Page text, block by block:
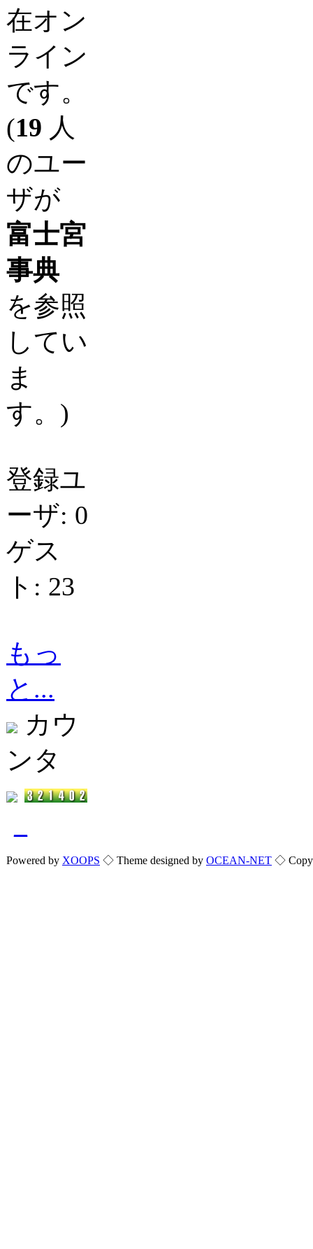
在オン
ライン
です。
(19 人
のユー
ザが
富士宮
事典
を参照
してい
ま
す。)
登録ユ
ーザ: 0
ゲス
ト: 23
もっ
と...
カウ
ンタ
Powered by XOOPS ◇ Theme designed by OCEAN-NET ◇